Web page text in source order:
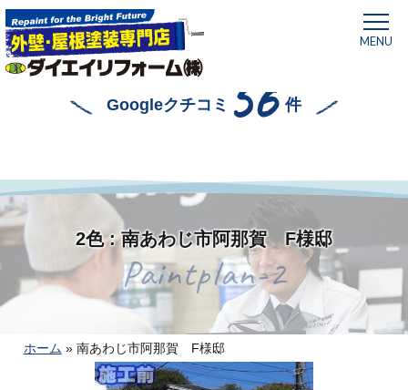
MENU
Googleクチコミ 56 件
ホーム » 南あわじ市阿那賀 F様邸
2色 : 南あわじ市阿那賀 F様邸
Paintplan-2